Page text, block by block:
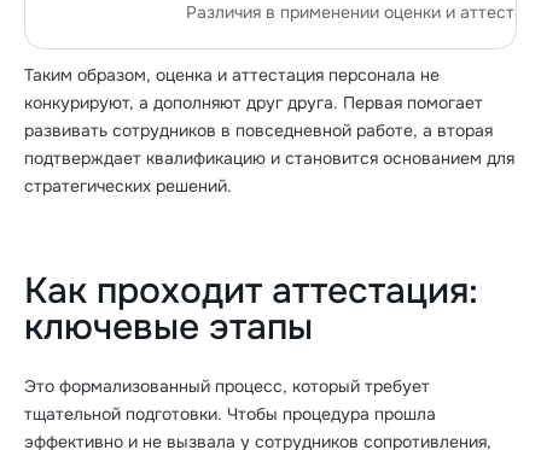
Различия в применении оценки и
Таким образом, оценка и аттестация персонала не
конкурируют, а дополняют друг друга. Первая помогает
развивать сотрудников в повседневной работе, а вторая
подтверждает квалификацию и становится основанием для
стратегических решений.
Как проходит аттестация:
ключевые этапы
Это формализованный процесс, который требует
тщательной подготовки. Чтобы процедура прошла
эффективно и не вызвала у сотрудников сопротивления,